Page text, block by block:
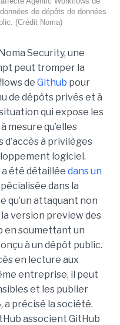
de dépôts de données
(Crédit Noma)
Security, une
peut tromper la
de Github pour
de dépôts privés et à
qui expose les
mesure qu’elles
à privilèges
logiciel.
a été détaillée dans un
dans la
qu’un attaquant non
version preview des
en soumettant un
à un dépôt public.
en lecture aux
entreprise, il peut
et les publier
a précisé la société.
associent GitHub